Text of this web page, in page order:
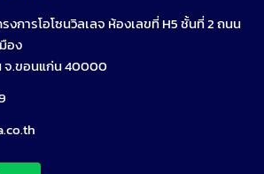
งการโอโซนวิลเลจ ห้องเลขที่ H5 ชั้นที่ 2 ถนน
อง
จ.ขอนแก่น 40000